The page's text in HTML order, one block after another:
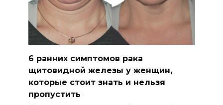
6 ранних симптомов рака
щитовидной железы у женщин,
которые стоит знать и нельзя
пропустить